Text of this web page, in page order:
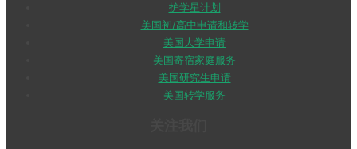
护学星计划
美国初/高中申请和转学
美国大学申请
美国寄宿家庭服务
美国研究生申请
美国转学服务